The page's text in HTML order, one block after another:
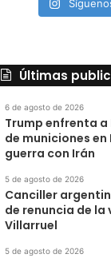
Últimas
6 de agosto de 2026
Trump enfrenta
de municiones en
guerra con Irán
5 de agosto de 2026
Canciller
de renuncia de
Villarruel
5 de agosto de 2026